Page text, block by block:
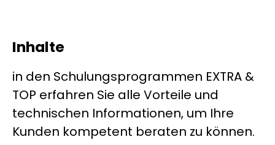
Inhalte
in den Schulungsprogrammen EXTRA &
TOP erfahren Sie alle Vorteile und
technischen Informationen, um Ihre
Kunden kompetent beraten zu können.